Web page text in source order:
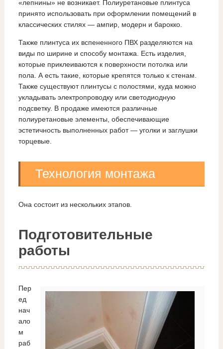
«лепнины» не возникает. Полиуретановые плинтуса
принято использовать при оформлении помещений в
классических стилях — ампир, модерн и барокко.
Также плинтуса их вспененного ПВХ разделяются на
виды по ширине и способу монтажа. Есть изделия,
которые приклеиваются к поверхности потолка или
пола. А есть такие, которые крепятся только к стенам.
Также существуют плинтусы с полостями, куда можно
укладывать электропроводку или светодиодную
подсветку. В продаже имеются различные
полиуретановые элементы, обеспечивающие
эстетичность выполненных работ — уголки и заглушки
торцевые.
Технология монтажа
Она состоит из нескольких этапов.
Подготовительные
работы
Пер
ед
нач
ало
м
раб